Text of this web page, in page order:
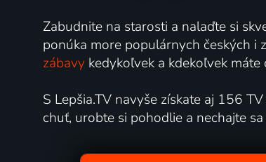
Zabudnite na starosti a nalaďte si
ponúka more populárnych českých i
zábavykedykoľvek a kdekoľvek máte
S Lepšia.TV navyše získate aj 156
chuť, urobte si pohodlie a nechajte